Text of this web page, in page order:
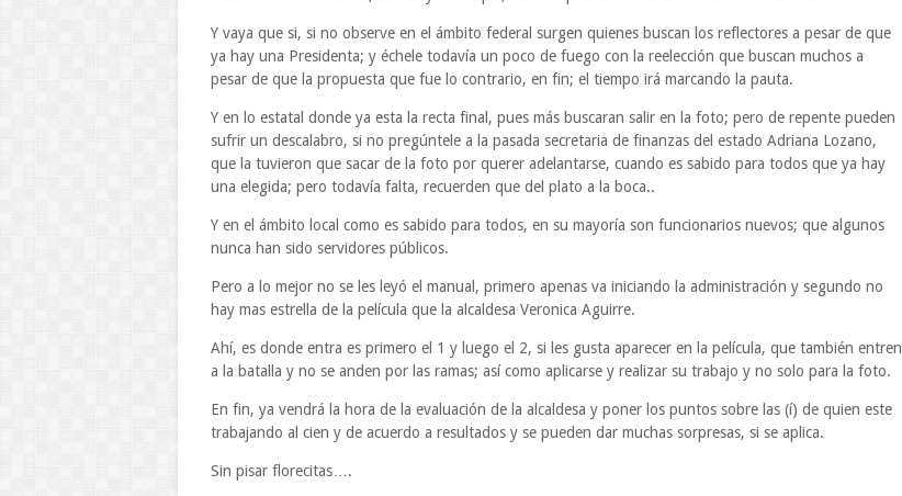
Y vaya que si, si no observe en el ámbito federal surgen quienes buscan los reflectores a pesar de que
ya hay una Presidenta; y échele todavía un poco de fuego con la reelección que buscan muchos a
pesar de que la propuesta que fue lo contrario, en fin; el tiempo irá marcando la pauta.
Y en lo estatal donde ya esta la recta final, pues más buscaran salir en la foto; pero de repente pueden
sufrir un descalabro, si no pregúntele a la pasada secretaria de finanzas del estado Adriana Lozano,
que la tuvieron que sacar de la foto por querer adelantarse, cuando es sabido para todos que ya hay
una elegida; pero todavía falta, recuerden que del plato a la boca..
Y en el ámbito local como es sabido para todos, en su mayoría son funcionarios nuevos; que algunos
nunca han sido servidores públicos.
Pero a lo mejor no se les leyó el manual, primero apenas va iniciando la administración y segundo no
hay mas estrella de la película que la alcaldesa Veronica Aguirre.
Ahí, es donde entra es primero el 1 y luego el 2, si les gusta aparecer en la película, que también entren
a la batalla y no se anden por las ramas; así como aplicarse y realizar su trabajo y no solo para la foto.
En fin, ya vendrá la hora de la evaluación de la alcaldesa y poner los puntos sobre las (í) de quien este
trabajando al cien y de acuerdo a resultados y se pueden dar muchas sorpresas, si se aplica.
Sin pisar florecitas….